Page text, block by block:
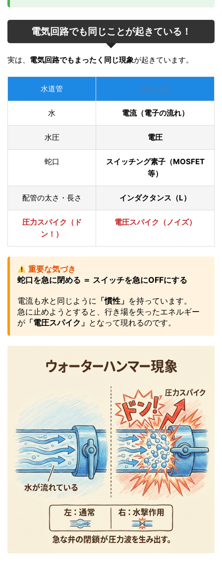
電気回路でも同じことが起きている！
実は、 電気回路でもまったく同じ現象が起きています。
水道管 電気回路
水 電流（電子の流れ）
水圧 電圧
蛇口
スイッチング素子（MOSFET
等）
配管の太さ・長さ インダクタンス（L）
圧力スパイク（ド
ン！）
電圧スパイク（ノイズ）
重要な気づき
蛇口を急に閉める ＝ スイッチを急にOFFにする
電流も水と同じように 「慣性」 を持っています。
急に止めようとすると、行き場を失ったエネルギー
が 「電圧スパイク」 となって現れるのです。